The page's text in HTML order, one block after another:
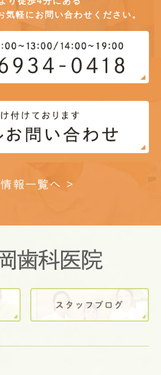
気軽にお問い合わせください。
報一覧へ >